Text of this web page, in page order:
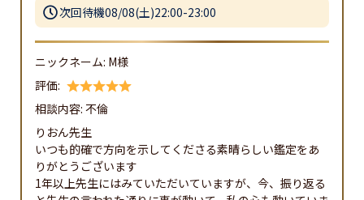
次回待機08/08(土)22:00-23:00
ニックネーム: M様
評価:
相談内容: 不倫
りおん先生
いつも的確で方向を示してくださる素晴らしい鑑定をあ
りがとうございます
1年以上先生にはみていただいていますが、今、振り返る